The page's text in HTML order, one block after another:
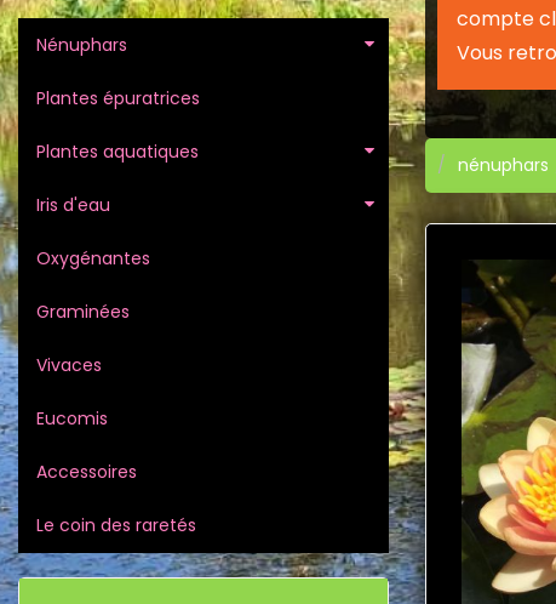
compte
Vous
nénuphars
Nénuphars
Plantes épuratrices
Plantes aquatiques
Iris d'eau
Oxygénantes
Graminées
Vivaces
Eucomis
Accessoires
Le coin des raretés